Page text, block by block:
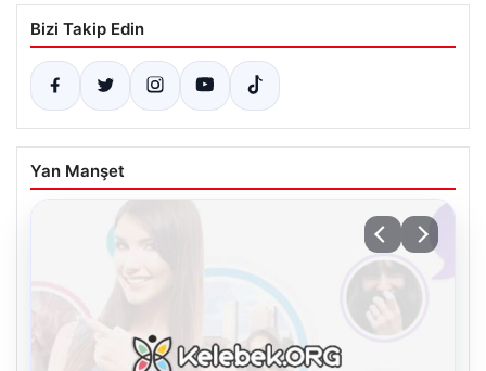
Bizi Takip Edin
Yan Manşet